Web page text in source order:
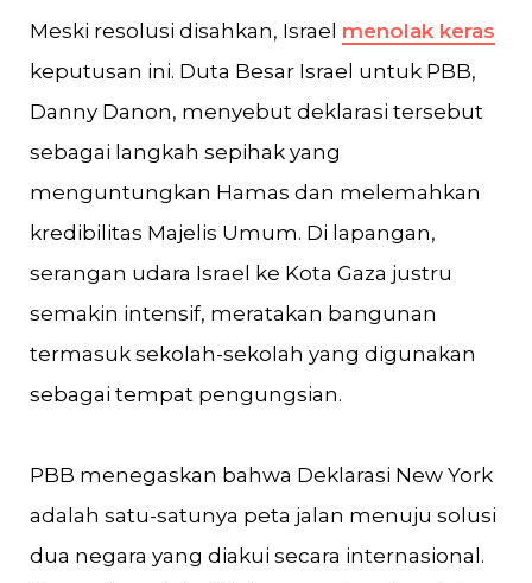
Meski resolusi disahkan, Israel menolak keras
keputusan ini. Duta Besar Israel untuk PBB,
Danny Danon, menyebut deklarasi tersebut
sebagai langkah sepihak yang
menguntungkan Hamas dan melemahkan
kredibilitas Majelis Umum. Di lapangan,
serangan udara Israel ke Kota Gaza justru
semakin intensif, meratakan bangunan
termasuk sekolah-sekolah yang digunakan
sebagai tempat pengungsian.
PBB menegaskan bahwa Deklarasi New York
adalah satu-satunya peta jalan menuju solusi
dua negara yang diakui secara internasional.